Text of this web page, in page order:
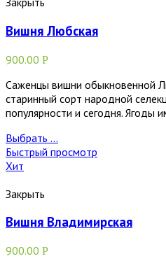
Вишня Любская
900.00 Р
Саженцы вишни обыкновенной
старинный сорт народной
популярности и сегодня. Ягоды
Выбрать ...
Быстрый просмотр
Хит
Закрыть
Вишня Владимирская
900.00 Р